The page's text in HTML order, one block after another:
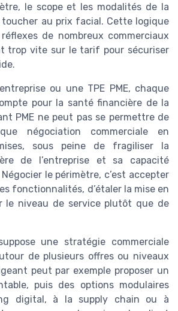
le scope et les modalités de la
au prix facial. Cette logique
de nombreux commerciaux
trop vite sur le tarif pour sécuriser
ou une TPE PME, chaque
pour la santé financière de la
PME ne peut pas se permettre de
négociation commerciale en
sous peine de fragiliser la
de l’entreprise et sa capacité
le périmètre, c’est accepter
fonctionnalités, d’étaler la mise en
le niveau de service plutôt que de
une stratégie commerciale
de plusieurs offres ou niveaux
peut par exemple proposer un
puis des options modulaires
digital, à la supply chain ou à